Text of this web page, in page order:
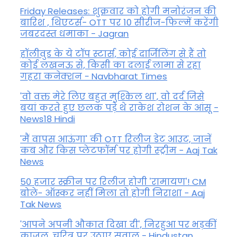
Friday Releases: शुक्रवार को होगी मनोरंजन की
बारिश , थिएटर्स- OTT पर 10 सीरीज-फिल्में करेंगी
जबरदस्त धमाका - Jagran
हॉलीवुड के ये टॉप स्टार्स, कोई दार्जिलिंग से हैं तो
कोई लखनऊ से, किसी का दलाई लामा से रहा
गहरा कनेक्शन - Navbharat Times
'वो वक्त मेरे लिए बहुत मुश्किल था', वो दर्द जिसे
बयां करते हुए छलक पड़े थे राकेश रोशन के आंसू -
News18 Hindi
'मैं वापस आऊंगा' की OTT रिलीज डेट आउट, जानें
कब और किस प्लेटफॉर्म पर होगी स्ट्रीम - Aaj Tak
News
50 हजार स्क्रीन पर रिलीज होगी 'रामायण'! CM
बोले- ऑस्कर नहीं मिला तो होगी निराशा - Aaj
Tak News
'आपने अपनी औकात दिखा दी', निरहुआ पर भड़कीं